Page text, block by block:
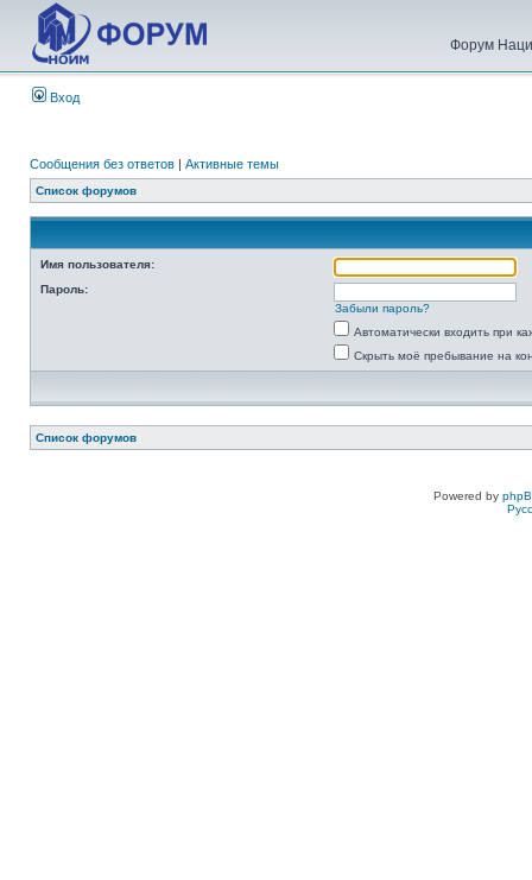
Форум
Вход
Сообщения без ответов | Активные темы
Список форумов
Имя пользователя:
Пароль:
Забыли пароль?
Автоматически входить при
Скрыть моё пребывание на
Список форумов
Powered by